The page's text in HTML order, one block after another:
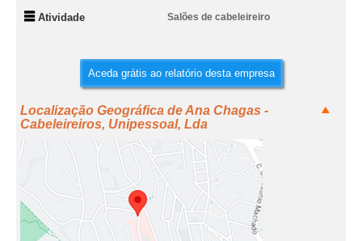
Atividade Salões de cabeleireiro
Aceda grátis ao relatório desta empresa
Localização Geográfica de Ana Chagas -
Cabeleireiros, Unipessoal, Lda